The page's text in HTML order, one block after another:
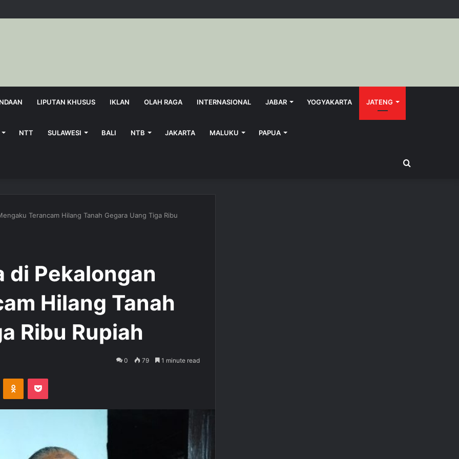
LIPUTAN KHUSUS IKLAN OLAH RAGA INTERNASIONAL JABAR YOGYAKARTA JATENG
NTT SULAWESI BALI NTB JAKARTA MALUKU PAPUA
Search
Terancam Hilang Tanah Gegara Uang Tiga Ribu
di Pekalongan
Hilang Tanah
Ribu Rupiah
0 79 1 minute read